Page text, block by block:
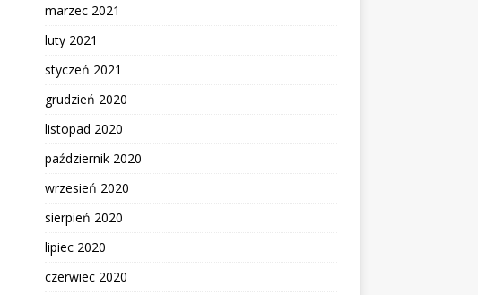
marzec 2021
luty 2021
styczeń 2021
grudzień 2020
listopad 2020
październik 2020
wrzesień 2020
sierpień 2020
lipiec 2020
czerwiec 2020